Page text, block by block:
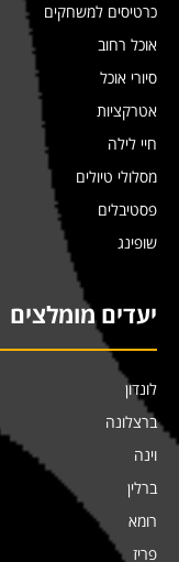
כרטיסים למשחקים
אוכל רחוב
סיורי אוכל
אטרקציות
חיי לילה
מסלולי טיולים
פסטיבלים
שופינג
יעדים מומלצים
לונדון
ברצלונה
וינה
ברלין
רומא
פריז